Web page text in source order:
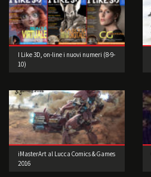
I Like 3D, on-line i nuovi numeri (8-9-
10)
iMasterArt al Lucca Comics & Games
2016